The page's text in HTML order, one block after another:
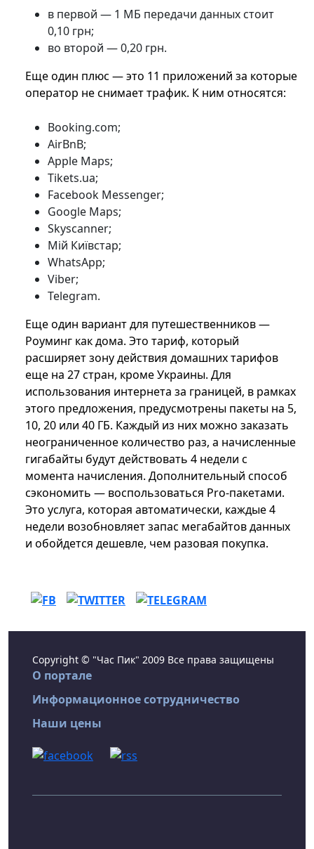
в первой — 1 МБ передачи данных стоит
0,10 грн;
во второй — 0,20 грн.
Еще один плюс — это 11 приложений за которые
оператор не снимает трафик. К ним относятся:
Booking.com;
AirBnB;
Apple Maps;
Tikets.ua;
Facebook Messenger;
Google Maps;
Skyscanner;
Мій Київстар;
WhatsApp;
Viber;
Telegram.
Еще один вариант для путешественников —
Роуминг как дома. Это тариф, который
расширяет зону действия домашних тарифов
еще на 27 стран, кроме Украины. Для
использования интернета за границей, в рамках
этого предложения, предусмотрены пакеты на 5,
10, 20 или 40 ГБ. Каждый из них можно заказать
неограниченное количество раз, а начисленные
гигабайты будут действовать 4 недели с
момента начисления. Дополнительный способ
сэкономить — воспользоваться Pro-пакетами.
Это услуга, которая автоматически, каждые 4
недели возобновляет запас мегабайтов данных
и обойдется дешевле, чем разовая покупка.
Copyright © "Час Пик" 2009 Все права защищены
О портале
Информационное сотрудничество
Наши цены